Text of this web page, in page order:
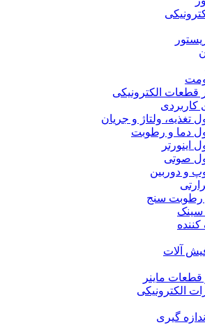
قطعات الکترونیکی
کاربردی
تغذیه، ولتاژ و جریان
دما و رطوبت
اینورتر
صوتی
و دوربین
رطوبت سنج
آلات
ماینر
الکترونیکی
گیری